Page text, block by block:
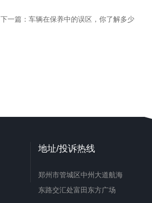
下一篇： 车辆在保养中的误区，你了解多少
地址/投诉热线
郑州市管城区中州大道航海
东路交汇处富田东方广场